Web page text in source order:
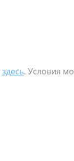
здесь. Условия